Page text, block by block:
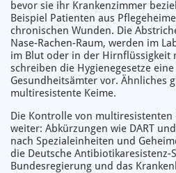
bevor sie ihr Krankenzimmer
Beispiel Patienten aus
chronischen Wunden. Die
Nase-Rachen-Raum, werden im
im Blut oder in der Hirnflüssigkeit
schreiben die Hygienegesetze
Gesundheitsämter vor. Ähnliches
multiresistente Keime.
Die Kontrolle von multiresistenten
weiter: Abkürzungen wie DART
nach Spezialeinheiten und
die Deutsche Antibiotikaresistenz-
Bundesregierung und das